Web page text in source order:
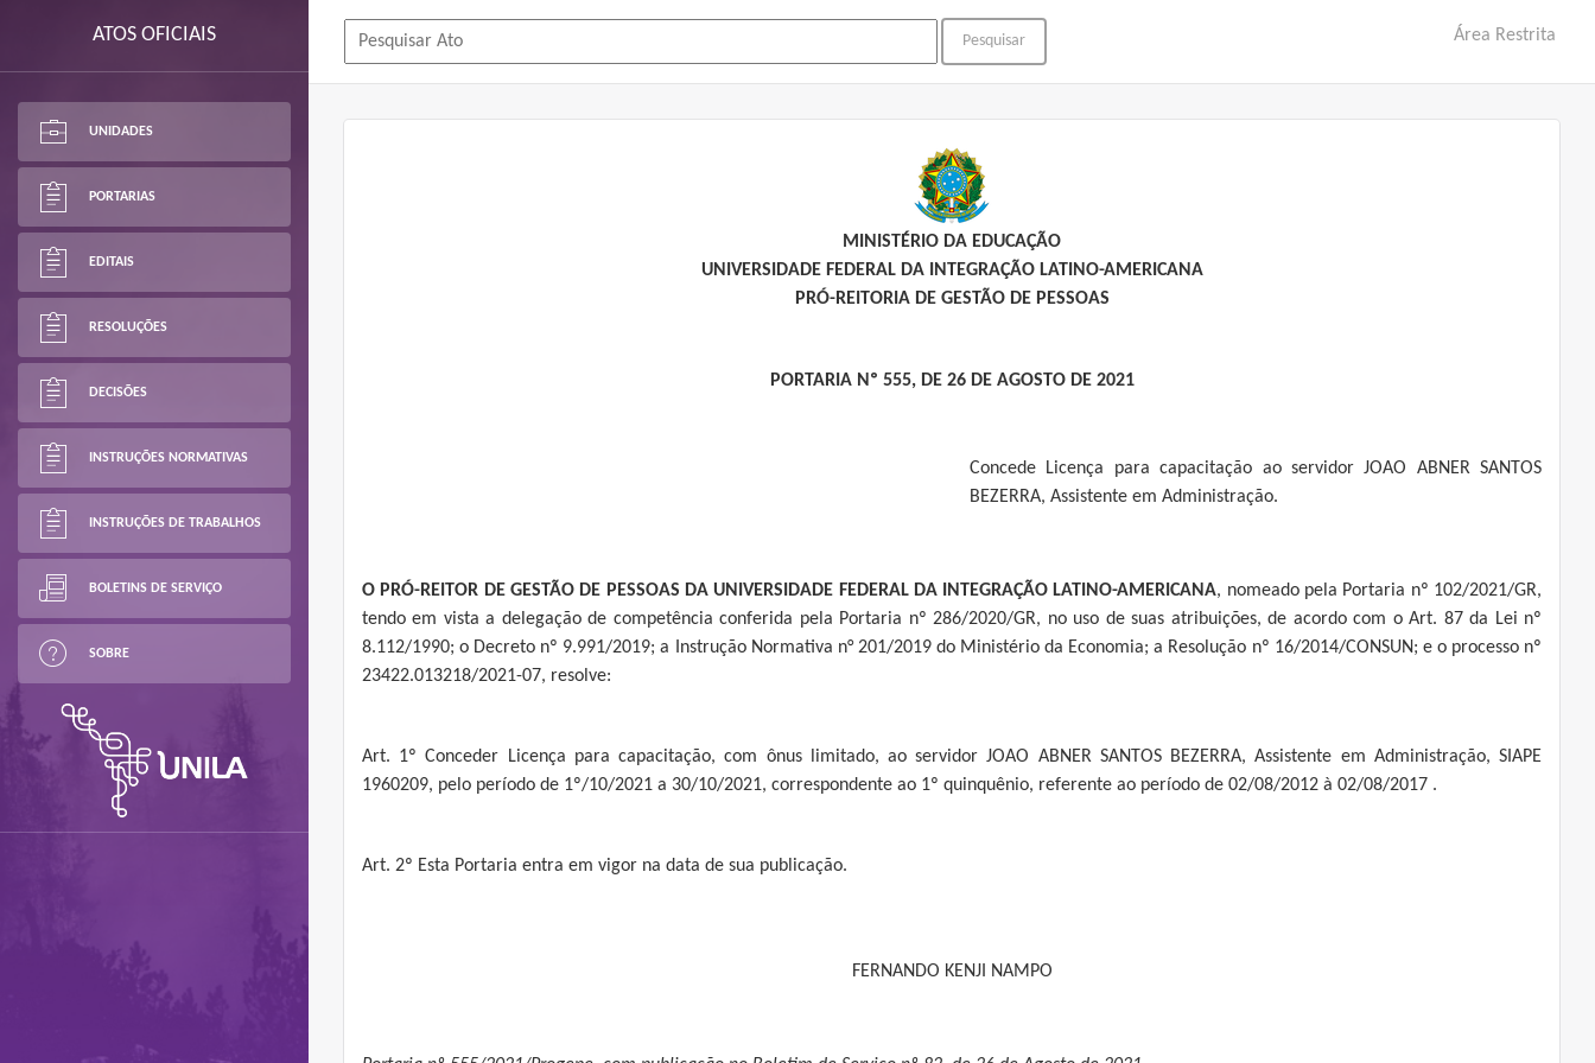
ATOS OFICIAIS
UNIDADES
PORTARIAS
EDITAIS
RESOLUÇÕES
DECISÕES
INSTRUÇÕES NORMATIVAS
INSTRUÇÕES DE TRABALHOS
BOLETINS DE SERVIÇO
SOBRE
Área Restrita
MINISTÉRIO DA EDUCAÇÃO
UNIVERSIDADE FEDERAL DA INTEGRAÇÃO LATINO-AMERICANA
PRÓ-REITORIA DE GESTÃO DE PESSOAS
PORTARIA Nº 555, DE 26 DE AGOSTO DE 2021
Concede Licença para capacitação ao servidor JOAO ABNER SANTOS
BEZERRA, Assistente em Administração.
O PRÓ-REITOR DE GESTÃO DE PESSOAS DA UNIVERSIDADE FEDERAL DA INTEGRAÇÃO LATINO-AMERICANA, nomeado pela Portaria nº 102/2021/GR,
tendo em vista a delegação de competência conferida pela Portaria nº 286/2020/GR, no uso de suas atribuições, de acordo com o Art. 87 da Lei nº
8.112/1990; o Decreto nº 9.991/2019; a Instrução Normativa n° 201/2019 do Ministério da Economia; a Resolução nº 16/2014/CONSUN; e o processo nº
23422.013218/2021-07, resolve:
Art. 1º Conceder Licença para capacitação, com ônus limitado, ao servidor JOAO ABNER SANTOS BEZERRA, Assistente em Administração, SIAPE
1960209, pelo período de 1º/10/2021 a 30/10/2021, correspondente ao 1º quinquênio, referente ao período de 02/08/2012 à 02/08/2017 .
Art. 2º Esta Portaria entra em vigor na data de sua publicação.
FERNANDO KENJI NAMPO